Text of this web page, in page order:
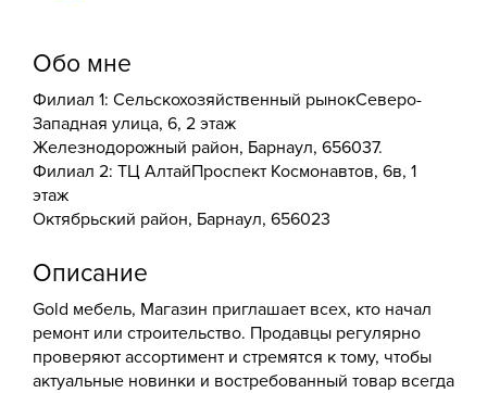
Обо мне
Филиал 1: ​Сельскохозяйственный рынок​Северо-
Западная улица, 6​, 2 этаж​
Железнодорожный район, Барнаул, 656037.
Филиал 2: ​ТЦ Алтай​Проспект Космонавтов, 6в​, 1
этаж​
Октябрьский район, Барнаул, 656023
Описание
Gold мебель, Магазин приглашает всех, кто начал
ремонт или строительство. Продавцы регулярно
проверяют ассортимент и стремятся к тому, чтобы
актуальные новинки и востребованный товар всегда